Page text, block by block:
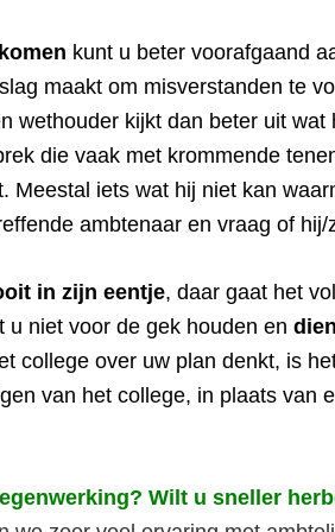
kunt u beter voorafgaand
maakt om misverstanden te
wethouder kijkt dan beter uit
die vaak met krommende
Meestal iets wat hij niet kan
ambtenaar en vraag of
in zijn eentje, daar gaat het
u niet voor de gek houden en
college over uw plan denkt, is
van het college, in plaats van
Wilt u sneller